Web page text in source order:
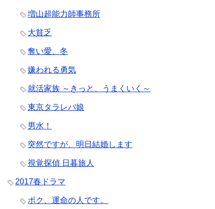
増山超能力師事務所
大貧乏
奪い愛、冬
嫌われる勇気
就活家族 ～きっと、うまくいく～
東京タラレバ娘
男水！
突然ですが、明日結婚します
視覚探偵 日暮旅人
2017春ドラマ
ボク、運命の人です。